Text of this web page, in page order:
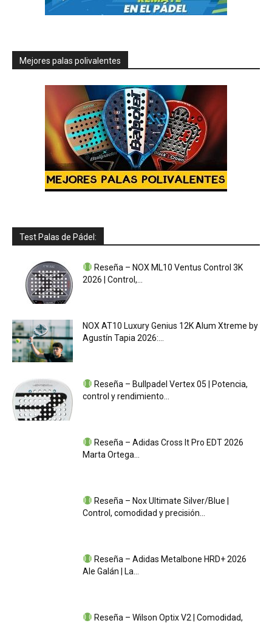
Mejores palas polivalentes
Test Palas de Pádel:
Reseña – NOX ML10 Ventus Control 3K
2026 | Control,...
NOX AT10 Luxury Genius 12K Alum Xtreme by
Agustín Tapia 2026:...
Reseña – Bullpadel Vertex 05 | Potencia,
control y rendimiento...
Reseña – Adidas Cross It Pro EDT 2026
Marta Ortega...
Reseña – Nox Ultimate Silver/Blue |
Control, comodidad y precisión...
Reseña – Adidas Metalbone HRD+ 2026
Ale Galán | La...
Reseña – Wilson Optix V2 | Comodidad,